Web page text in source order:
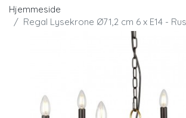
Hjemmeside
Regal Lysekrone Ø71,2 cm 6 x E14 -